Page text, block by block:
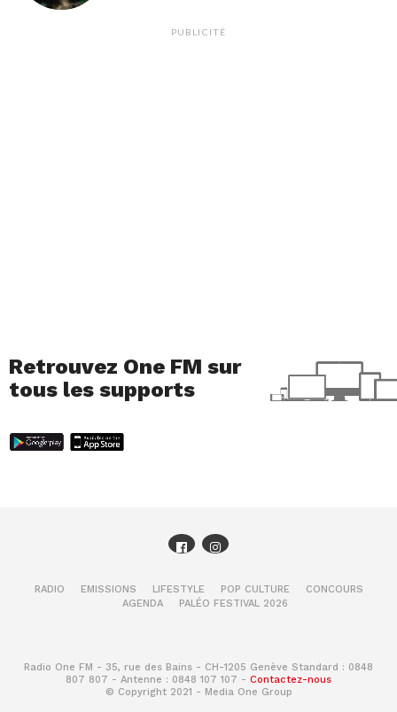
PUBLICITÉ
Retrouvez One FM sur
tous les supports
RADIO EMISSIONS LIFESTYLE POP CULTURE
CONCOURS
AGENDA
PALÉO FESTIVAL 2026
Radio One FM - 35, rue des Bains - CH-1205 Genève Standard : 0848
807 807 - Antenne : 0848 107 107 - Contactez-nous
© Copyright 2021 - Media One Group